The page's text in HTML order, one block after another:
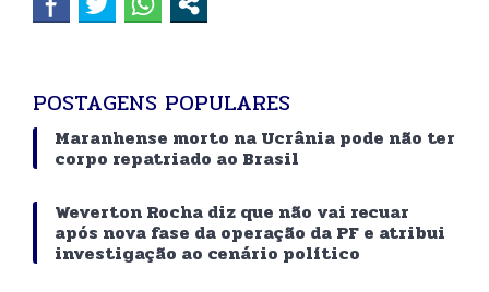
POSTAGENS POPULARES
Maranhense morto na Ucrânia pode não ter
corpo repatriado ao Brasil
Weverton Rocha diz que não vai recuar
após nova fase da operação da PF e atribui
investigação ao cenário político